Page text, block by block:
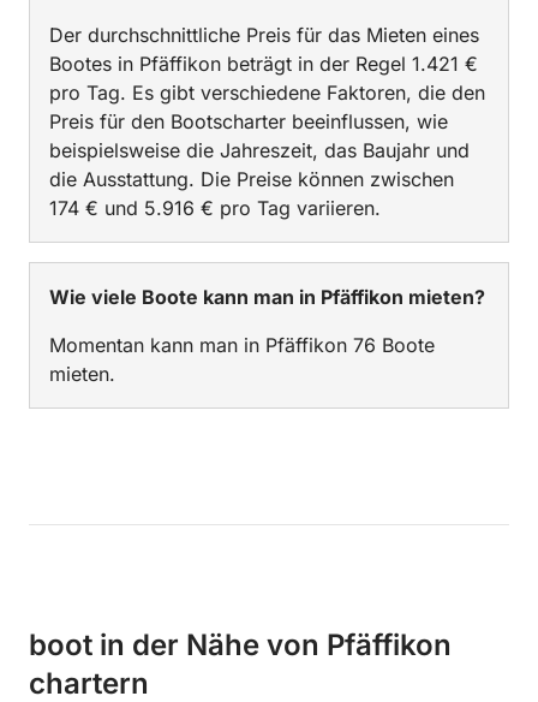
Der durchschnittliche Preis für das Mieten eines
Bootes in Pfäffikon beträgt in der Regel 1.421 €
pro Tag. Es gibt verschiedene Faktoren, die den
Preis für den Bootscharter beeinflussen, wie
beispielsweise die Jahreszeit, das Baujahr und
die Ausstattung. Die Preise können zwischen
174 € und 5.916 € pro Tag variieren.
Wie viele Boote kann man in Pfäffikon mieten?
Momentan kann man in Pfäffikon 76 Boote
mieten.
boot in der Nähe von Pfäffikon
chartern